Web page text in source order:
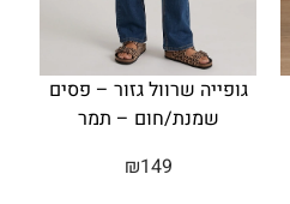
גופייה שרוול גזור – פסים
שמנת/חום – תמר
₪149